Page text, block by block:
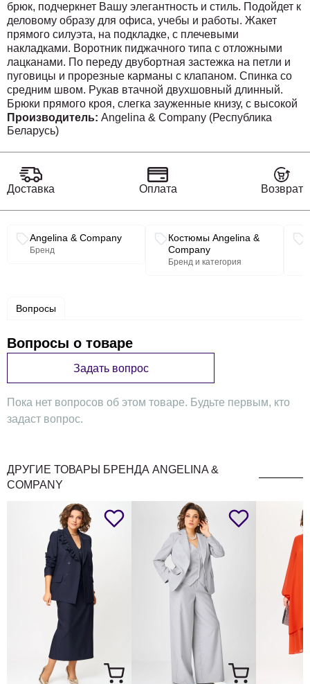
брюк, подчеркнет Вашу элегантность и стиль. Подойдет к
деловому образу для офиса, учебы и работы. Жакет
прямого силуэта, на подкладке, с плечевыми
накладками. Воротник пиджачного типа с отложными
лацканами. По переду двубортная застежка на петли и
пуговицы и прорезные карманы с клапаном. Спинка со
средним швом. Рукав втачной двухшовный длинный.
Брюки прямого кроя, слегка зауженные книзу, с высокой
талией на притачном поясе с застежкой на пуговицу. По
задним половинкам собраны на эластичную тесьму,
карманами и застежкой на молнию в среднем шве. На
задних половинках вытачки.
Длина рукава: 61 см
Производитель: Angelina & Company (Республика
Беларусь)
Доставка Оплата Возврат
Связанные разделы каталога
Angelina & Company
Бренд
Костюмы Angelina &
Company
Бренд и категория
Вопросы
Вопросы о товаре
Задать вопрос
Пока нет вопросов об этом товаре. Будьте первым, кто
задаст вопрос.
ДРУГИЕ ТОВАРЫ БРЕНДА ANGELINA &
COMPANY